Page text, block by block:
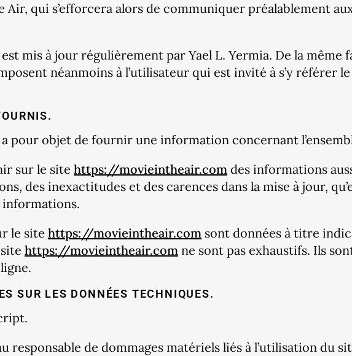
qui s’efforcera alors de communiquer préalablement
est mis à jour régulièrement par Yael L. Yermia. De la même
néanmoins à l’utilisateur qui est invité à s’y référer
a pour objet de fournir une information concernant
sur le site https://movieintheair.com des informations
des inexactitudes et des carences dans la mise à jour,
le site https://movieintheair.com sont données à titre
https://movieintheair.com ne sont pas exhaustifs. Ils
SUR LES DONNÉES TECHNIQUES.
de dommages matériels liés à l’utilisation du